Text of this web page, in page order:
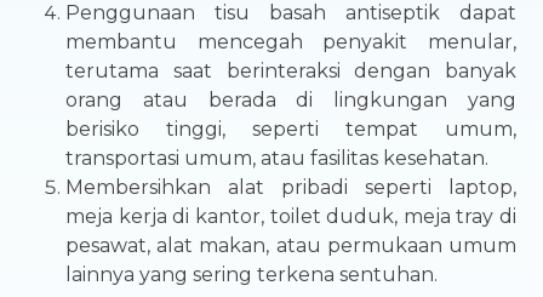
Penggunaan tisu basah antiseptik dapat
membantu mencegah penyakit menular,
terutama saat berinteraksi dengan banyak
orang atau berada di lingkungan yang
berisiko tinggi, seperti tempat umum,
transportasi umum, atau fasilitas kesehatan.
Membersihkan alat pribadi seperti laptop,
meja kerja di kantor, toilet duduk, meja tray di
pesawat, alat makan, atau permukaan umum
lainnya yang sering terkena sentuhan.